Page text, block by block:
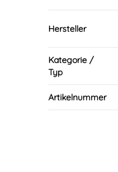
Hersteller
Kategorie /
Typ
Artikelnummer